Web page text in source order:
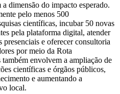
dimensão do impacto esperado.
pelo menos 500
científicas, incubar 50 novas
pela plataforma digital, atender
e oferecer consultoria
por meio da Rota
envolvem a ampliação de
científicas e órgãos públicos,
e aumentando a
local.